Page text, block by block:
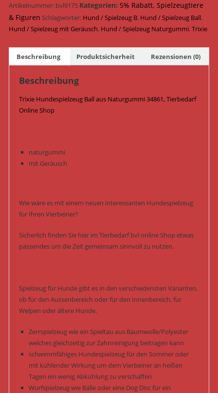
ø
6
cm
/
Pink
Artikelnummer: bvl9175 Kategorien: 5% Rabatt, Spielzeugtiere
& Figuren Schlagwörter: Hund / Spielzeug B, Hund / Spielzeug Ball,
Hund / Spielzeug mit Geräusch, Hund / Spielzeug Naturgummi,Trixie
Beschreibung Produktsicherheit Rezensionen (0)
Beschreibung
Trixie Hundespielzeug Ball aus Naturgummi 34861, Tierbedarf
Online Shop
naturgummi
mit Geräusch
Wie wäre es mit einem neuen interessanten Hundespielzeug
für Ihren Vierbeiner?
Sicherlich finden Sie hier im Tierbedarf bvl online Shop etwas
passendes um die Zeit gemeinsam sinnvoll zu nutzen.
Spielzeug für Hunde gibt es in den verschiedensten Varianten,
ob für den Aussenbereich oder für den Innenbereich, für
Welpen oder ältere Hunde.
Zerrspielzeug wie ein Spieltau aus Baumwolle/Polyester
welches gleichzeitig zur Zahnreinigung beitragen kann
schwimmfähiges Hundespielzeug für den Sommer oder
mit kühlender Wirkung um dem Vierbeiner an heißen
Tagen ein wenig Abkühlung zu verschaffen
Wurfspielzeug wie Bälle oder eine Dog Disc für ein